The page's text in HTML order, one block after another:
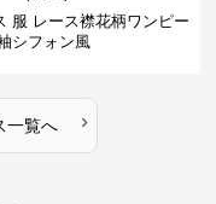
服 レース襟花柄ワンピー
シフォン風
一覧へ ›